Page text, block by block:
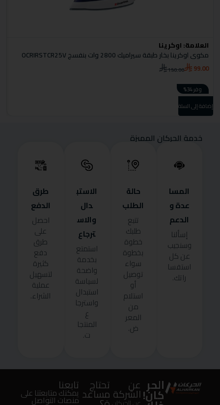
العلامة:اوكرينا
مكوى اوكرينا بخار طبقة سيراميك 2800 وات بنفسج OCRIRSTCR25V
150.00 99.00
وفر 34%
إضافة إلى السلة
خدمة الحركان المميزة
المسا
عدة و
الدعم
إسألنا
وسنجيب
عن كل
استفسا
راتك.
حالة
الطلب
تتبع
طلبك
خطوة
بخطوة
سواء
توصيل
أو
استلام
من
المعر
ض.
الاستب
دال
والاس
ترجاع
استمتع
بخدمة
واضحة
لسياسة
استبدال
واسترجا
ع
المنتجا
ت.
طرق
الدفع
احصل
على
طرق
دفع
كثيرة
لتسهيل
عملية
الشراء.
الحر
كان!
عن
الشركة
تحتاج
مساعد
تابعنا
يمكنك متابعتنا على
منصات التواصل